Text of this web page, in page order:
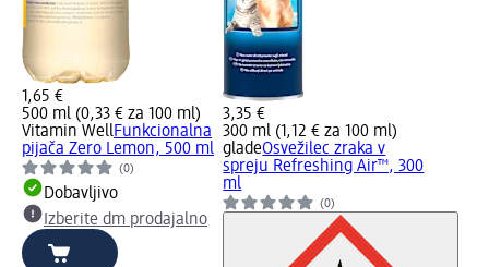
1,65 €
500 ml (0,33 € za 100 ml)
Vitamin WellFunkcionalna
pijača Zero Lemon, 500 ml
(0)
Dobavljivo
Izberite dm prodajalno
3,35 €
300 ml (1,12 € za 100 ml)
gladeOsvežilec zraka v
spreju Refreshing Air™, 300
ml
(0)